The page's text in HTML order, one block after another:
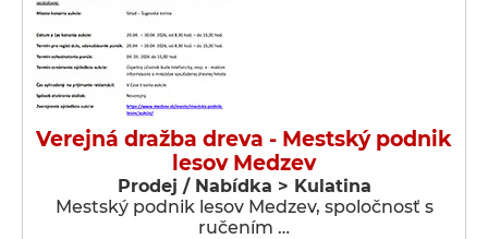
Verejná dražba dreva - Mestský podnik
lesov Medzev
Prodej / Nabídka > Kulatina
Mestský podnik lesov Medzev, spoločnosť s
ručením …